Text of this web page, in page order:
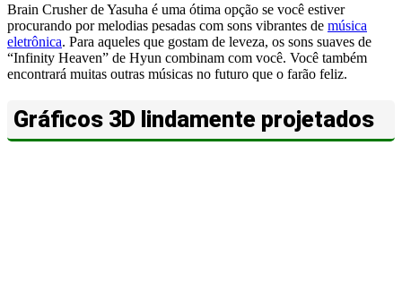
Brain Crusher de Yasuha é uma ótima opção se você estiver
procurando por melodias pesadas com sons vibrantes de música
eletrônica. Para aqueles que gostam de leveza, os sons suaves de
“Infinity Heaven” de Hyun combinam com você. Você também
encontrará muitas outras músicas no futuro que o farão feliz.
Gráficos 3D lindamente projetados